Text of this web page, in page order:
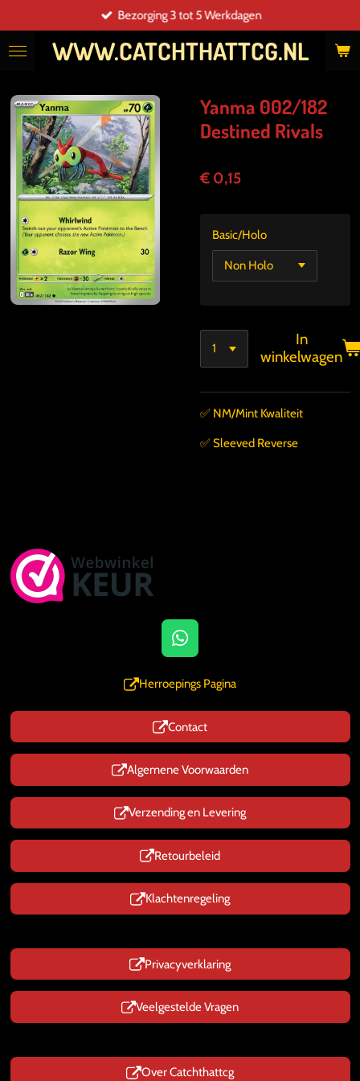
direct
naar
WWW.CATCHTHATTCG.NL
Bezorging 3 tot 5 Werkdagen
Yanma 002/182
Destined Rivals
€ 0,15
Basic/Holo
In
winkelwagen
✅️ NM/Mint Kwaliteit
✅️ Sleeved Reverse
W
h
a
s
A
p
p
Herroepings Pagina
Contact
Algemene Voorwaarden
Verzending en Levering
Retourbeleid
Klachtenregeling
Privacyverklaring
Veelgestelde Vragen
Over Catchthattcg